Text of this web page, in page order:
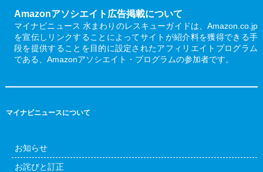
Amazonアソシエイト広告掲載について
マイナビニュース 水まわりのレスキューガイドは、Amazon.co.jp
を宣伝しリンクすることによってサイトが紹介料を獲得できる手
段を提供することを目的に設定されたアフィリエイトプログラム
である、Amazonアソシエイト・プログラムの参加者です。
マイナビニュースについて
お知らせ
お詫びと訂正